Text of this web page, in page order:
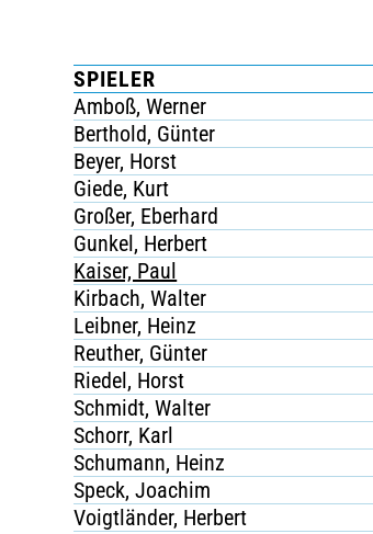
SPIELER
Amboß, Werner
Berthold, Günter
Beyer, Horst
Giede, Kurt
Großer, Eberhard
Gunkel, Herbert
Kaiser, Paul
Kirbach, Walter
Leibner, Heinz
Reuther, Günter
Riedel, Horst
Schmidt, Walter
Schorr, Karl
Schumann, Heinz
Speck, Joachim
Voigtländer, Herbert